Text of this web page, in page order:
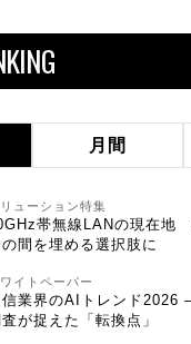
月間
ューション特集
帯無線LANの現在地
の間を埋める選択肢に
イトペーパー
信業界のAIトレンド2026
が捉えた「転換点」